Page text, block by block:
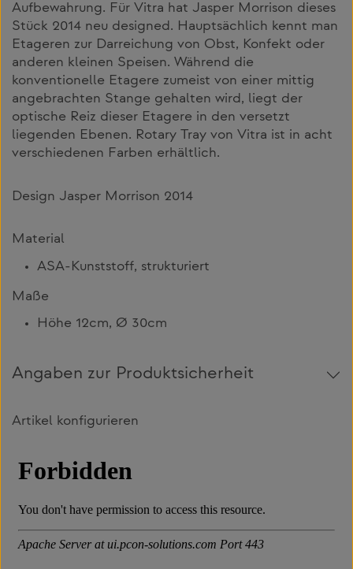
Aufbewahrung. Für Vitra hat Jasper Morrison dieses
Stück 2014 neu designed. Hauptsächlich kennt man
Etageren zur Darreichung von Obst, Konfekt oder
anderen kleinen Speisen. Während die
konventionelle Etagere zumeist von einer mittig
angebrachten Stange gehalten wird, liegt der
optische Reiz dieser Etagere in den versetzt
liegenden Ebenen. Rotary Tray von Vitra ist in acht
verschiedenen Farben erhältlich.
Design Jasper Morrison 2014
Material
ASA-Kunststoff, strukturiert
Maße
Höhe 12cm, Ø 30cm
Angaben zur Produktsicherheit
Artikel konfigurieren